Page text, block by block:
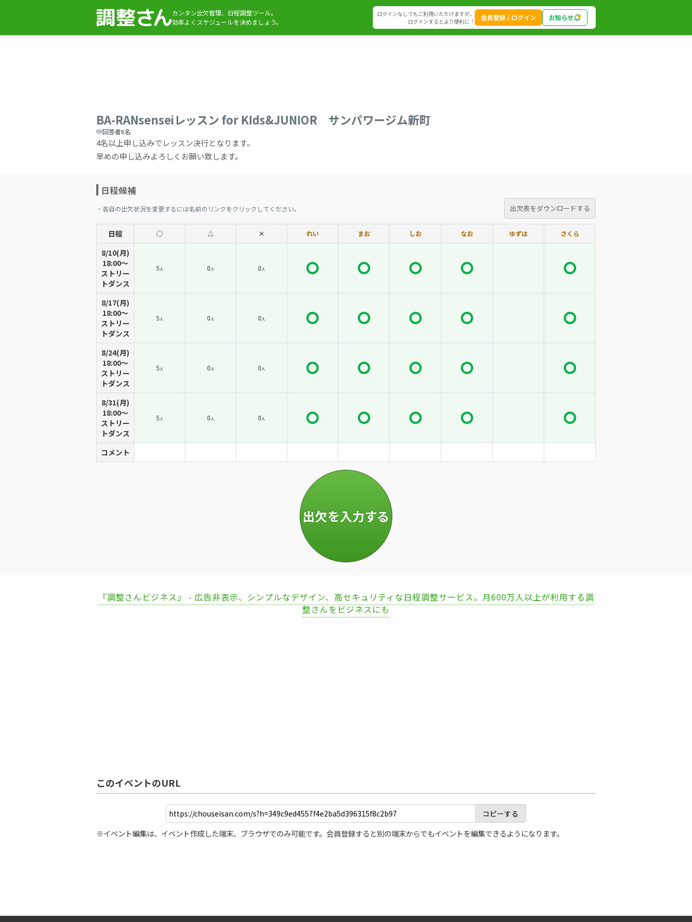
カンタン出欠管理、日程調整ツール。
効率よくスケジュールを決めましょう。
ログインなしでもご利用いただけますが、
ログインするとより便利に！
会員登録 / ログイン お知らせ
BA-RANsenseiレッスン for KIds&JUNIOR サンパワージム新町
回答者6名
4名以上申し込みでレッスン決行となります。
早めの申し込みよろしくお願い致します。
日程候補
・各自の出欠状況を変更するには名前のリンクをクリックしてください。 出欠表をダウンロードする
日程 ◯ △ × れい まお しお なお ゆずは さくら
8/10(月)
18:00〜
ストリー
トダンス
5人 0人 0人
8/17(月)
18:00〜
ストリー
トダンス
5人 0人 0人
8/24(月)
18:00〜
ストリー
トダンス
5人 0人 0人
8/31(月)
18:00〜
ストリー
トダンス
5人 0人 0人
コメント
『調整さんビジネス』 - 広告非表示、シンプルなデザイン、高セキュリティな日程調整サービス。月600万人以上が利用する調
整さんをビジネスにも
このイベントのURL
コピーする
※イベント編集は、イベント作成した端末、ブラウザでのみ可能です。会員登録すると別の端末からでもイベントを編集できるようになります。